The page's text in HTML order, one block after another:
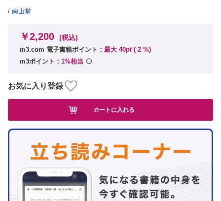
/ 南山堂
￥2,200 (税込)
m3.com 電子書籍ポイント： 最大 40pt ( 2 %)
m3ポイント： 1%相当
お気に入り登録
カートに入れる